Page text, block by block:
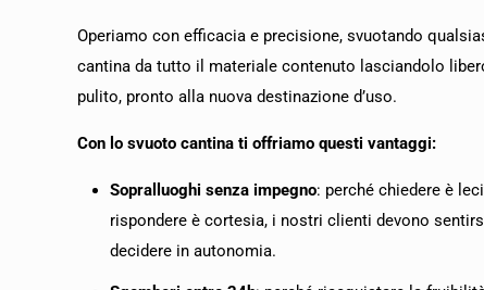
Operiamo con efficacia e precisione, svuotando
cantina da tutto il materiale contenuto lasciandolo
pulito, pronto alla nuova destinazione d’uso.
Con lo svuoto cantina ti offriamo questi vantaggi:
Sopralluoghi senza impegno: perché chiedere è
rispondere è cortesia, i nostri clienti devono
decidere in autonomia.